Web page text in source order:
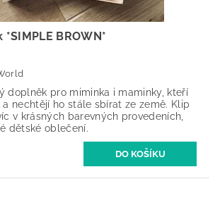
BROWN*
doplněk pro miminka i maminky, kteří
nechtějí ho stále sbírat ze země. Klip
v krásných barevných provedeních,
dětské oblečení.